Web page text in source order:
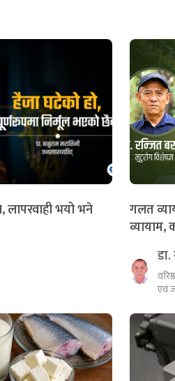
भयो भने
गलत
व्यायाम,
एवं